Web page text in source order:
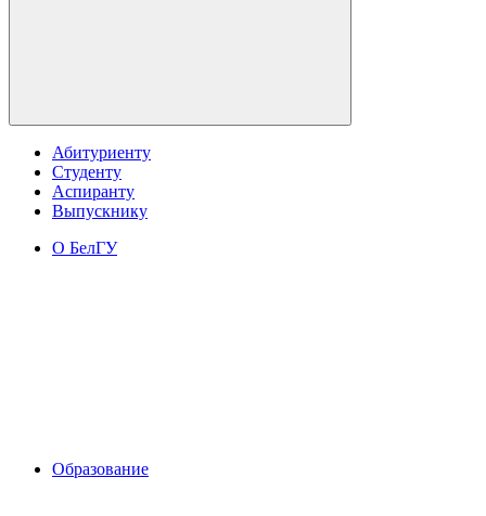
Абитуриенту
Студенту
Аспиранту
Выпускнику
О БелГУ
Образование